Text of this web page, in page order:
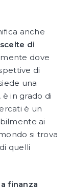
anche
di
dove
di
una
in grado di
è un
ai
si trova
quelli
finanza